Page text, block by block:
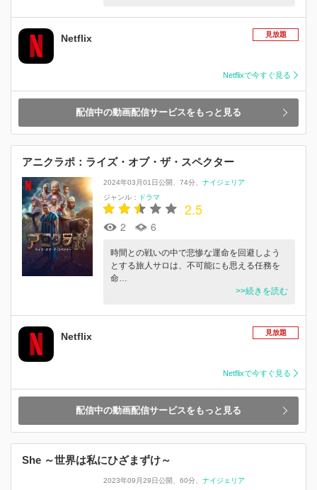
Netflix 見放題
Netflixで今すぐ見る
配信中の動画配信サービスをもっと見る
アニクラポ：ライズ・オブ・ザ・スペクター
2024年03月01日公開 74分
ナイジェリア
ジャンル：
ドラマ
2.5
2 6
時間との戦いの中で悲惨な運命を回避しよう
とする旅人サロは、不可能にも思える任務を
命…
>>続きを読む
Netflix 見放題
Netflixで今すぐ見る
配信中の動画配信サービスをもっと見る
She ～世界は私にひざまずけ～
2023年09月29日公開 60分
ナイジェリア